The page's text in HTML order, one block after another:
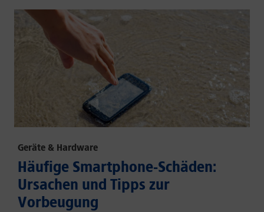
Geräte & Hardware
Häufige Smartphone-Schäden:
Ursachen und Tipps zur
Vorbeugung